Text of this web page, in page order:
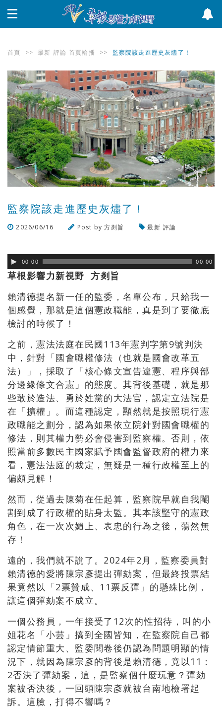
首頁 >> 最新 評論 首頁輪播 >> 監察院該走進歷史灰燼了！
監察院該走進歷史灰燼了！
2026/06/16 Post by方剡旨 最新 評論
00:00 00:00
草根影響力新視野 方剡旨
賴清德提名新一任的監委，名單公布，只給我一
個感覺，那就是這個憲政職能，真是到了要徹底
檢討的時候了！
之前，憲法法庭在民國113年憲判字第9號判決
中，針對「國會職權修法（也就是國會改革五
法）」，採取了「核心條文宣告違憲、程序與部
分邊緣條文合憲」的態度。其背後基礎，就是那
些敢於造法、勇於姓黨的大法官，認定立法院是
在「擴權」。而這種認定，顯然就是按照現行憲
政職能之劃分，認為如果依立院針對國會職權的
修法，則其權力勢必會侵害到監察權。否則，依
照當前多數民主國家賦予國會監督政府的權力來
看，憲法法庭的裁定，無疑是一種行政權至上的
偏頗見解！
然而，從過去陳菊在任起算，監察院早就自我閹
割到成了行政權的貼身太監。其本該堅守的憲政
角色，在一次次媚上、表忠的行為之後，蕩然無
存！
遠的，我們就不說了。 2024年2 月，監察委員對
賴清德的愛將陳宗彥提出彈劾案，但最終投票結
果竟然以「2票贊成、 11 票反彈」的懸殊比例，
讓這個彈劾案不成立。
一個公務員，一年接受了 12次的性招待，叫的小
姐花名「小芸」搞到全國皆知，在監察院自己都
認定情節重大、監委閱卷後仍認為問題明顯的情
況下，就因為陳宗彥的背後是賴清德，竟以11 ：
2否決了彈劾案，這，是監察個什麼玩意？彈劾
案被否決後，一回頭陳宗彥就被台南地檢署起
訴。這臉，打得不響嗎？